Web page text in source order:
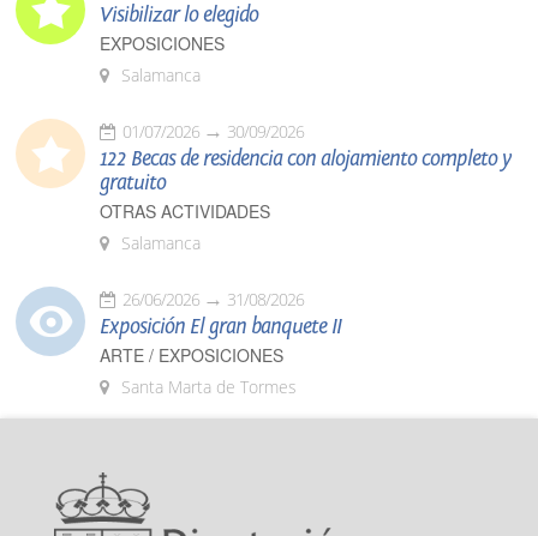
Visibilizar lo elegido
EXPOSICIONES
Salamanca
01/07/2026 30/09/2026
122 Becas de residencia con alojamiento completo y
gratuito
OTRAS ACTIVIDADES
Salamanca
26/06/2026 31/08/2026
Exposición El gran banquete II
ARTE / EXPOSICIONES
Santa Marta de Tormes